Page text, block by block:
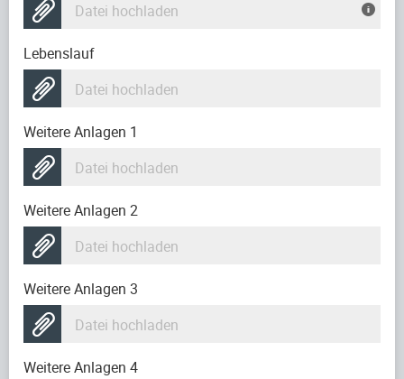
Datei hochladen
Lebenslauf
Datei hochladen
Weitere Anlagen 1
Datei hochladen
Weitere Anlagen 2
Datei hochladen
Weitere Anlagen 3
Datei hochladen
Weitere Anlagen 4